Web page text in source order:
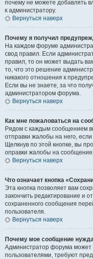
почему не можете добавлять
к администратору.
Вернуться наверх
Почему я получил
На каждом форуме
свод правил. Если
правил, то он может выдать
то, что это решение
никакого отношения к
Если вы не знаете, за что
администратором форума.
Вернуться наверх
Как мне пожаловаться на
Рядом с каждым сообщением
отправки жалобы на него,
Щелкнув по этой кнопке, вы
оправки жалобы на
Вернуться наверх
Что означает кнопка
Эта кнопка позволяет вам
закончить редактирование и
сохраненного сообщения
пользователя.
Вернуться наверх
Почему мое сообщение
Администратор форума
пользователями, требуют